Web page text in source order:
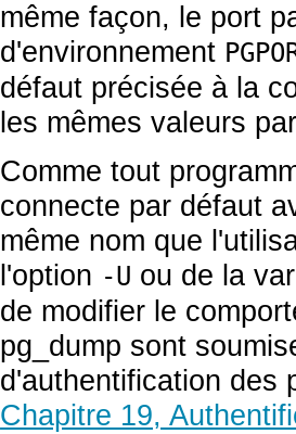
même façon, le port
d'environnement
défaut précisée à la
les mêmes valeurs
Comme tout
connecte par défaut
même nom que
l'option -U ou de la
de modifier le
pg_dump sont
d'authentification des
Chapitre 19,